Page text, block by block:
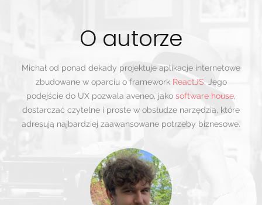
O autorze
Michał od ponad dekady projektuje aplikacje internetowe
zbudowane w oparciu o framework ReactJS. Jego
podejście do UX pozwala aveneo, jako software house,
dostarczać czytelne i proste w obsłudze narzędzia, które
adresują najbardziej zaawansowane potrzeby biznesowe.